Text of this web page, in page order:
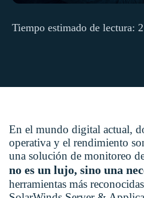
Tiempo estimado de lectura:
En el mundo digital actual,
operativa y el rendimiento
una solución de monitoreo
no es un lujo, sino una
herramientas más